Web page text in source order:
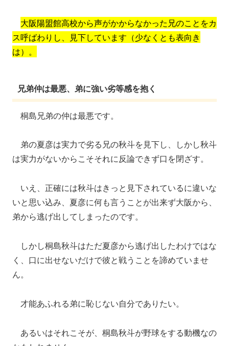
大阪陽盟館高校から声がかからなかった兄のことをカ
ス呼ばわりし、見下しています（少なくとも表向き
は）。
兄弟仲は最悪、弟に強い劣等感を抱く
桐島兄弟の仲は最悪です。
弟の夏彦は実力で劣る兄の秋斗を見下し、しかし秋斗
は実力がないからこそそれに反論できず口を閉ざす。
いえ、正確には秋斗はきっと見下されているに違いな
いと思い込み、夏彦に何も言うことが出来ず大阪から、
弟から逃げ出してしまったのです。
しかし桐島秋斗はただ夏彦から逃げ出したわけではな
く、口に出せないだけで彼と戦うことを諦めていませ
ん。
才能あふれる弟に恥じない自分でありたい。
あるいはそれこそが、桐島秋斗が野球をする動機なの